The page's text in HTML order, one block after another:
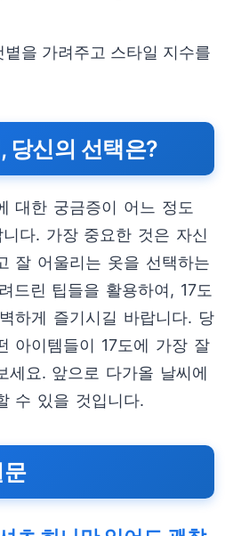
을 가려주고 스타일 지수를
당신의 선택은?
대한 궁금증이 어느 정도
다. 가장 중요한 것은 자신
잘 어울리는 옷을 선택하는
드린 팁들을 활용하여, 17도
하게 즐기시길 바랍니다. 당
아이템들이 17도에 가장 잘
세요. 앞으로 다가올 날씨에
수 있을 것입니다.